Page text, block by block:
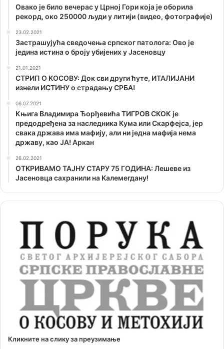
Овако је било вечерас у Црној Гори која је оборила
рекорд, око 250000 људи у литији (видео, фотографије)
23.02.2021
Застрашујућа сведочења српског патолога: Ово је
једина истина о броју убијених у Јасеновцу
21.01.2021
СТРИП О KОСОВУ: Док сви други ћуте, ИТАЛИЈАНИ
изнели ИСТИНУ о страдању СРБА!
06.07.2021
Књига Владимира Ђорђевића ТИГРОВ СКОК је
предодређена за наследника Кума или Скарфејса, јер
свака држава има мафију, али ни једна мафија нема
државу, као ЈА! Аркан
26.02.2021
ОТKРИВАМО ТАЈНУ СТАРУ 75 ГОДИНА: Лешеве из
Јасеновца сахранили на Kалемегдану!
Кликните на слику за преузимање